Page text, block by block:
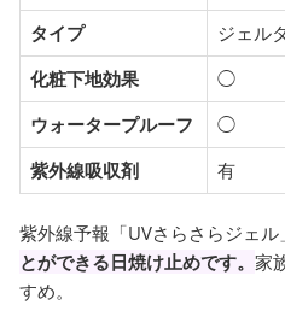
タイプ
ジェル
化粧下地効果
◯
ウォータープルーフ
◯
紫外線吸収剤
有
紫外線予報「UVさらさらジェル
とができる日焼け止めです。 家
すめ。